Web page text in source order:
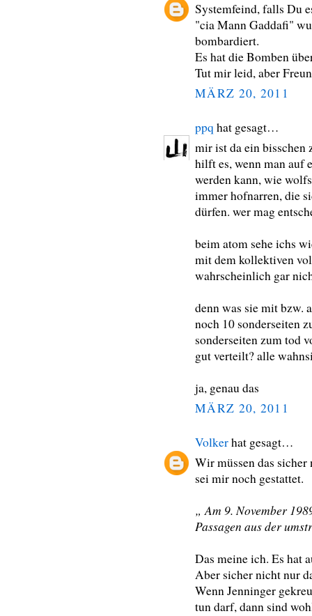
Systemfeind, falls Du
"cia Mann Gaddafi"
bombardiert.
Es hat die Bomben
Tut mir leid, aber
MÄRZ 20, 2011
ppq hat gesagt…
mir ist da ein bisschen
hilft es, wenn man auf
werden kann, wie
immer hofnarren, die
dürfen. wer mag
beim atom sehe ichs
mit dem kollektiven
wahrscheinlich gar
denn was sie mit bzw.
noch 10 sonderseiten
sonderseiten zum tod
gut verteilt? alle
ja, genau das
MÄRZ 20, 2011
Volkerhat gesagt…
Wir müssen das
sei mir noch gestattet.
„ Am 9. November
Passagen aus der
Das meine ich. Es hat
Aber sicher nicht nur
Wenn Jenninger
tun darf, dann sind